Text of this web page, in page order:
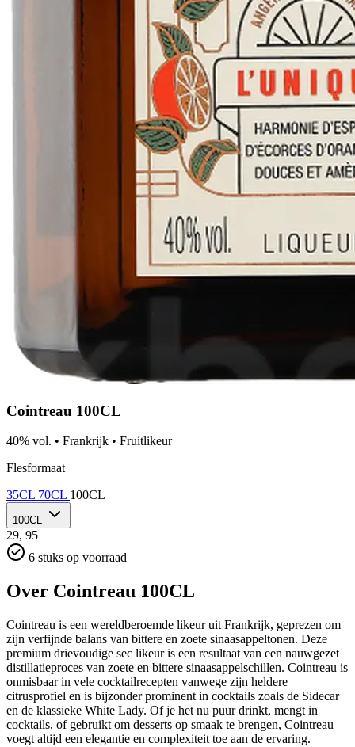
Cointreau 100CL
40% vol. • Frankrijk • Fruitlikeur
Flesformaat
35CL 70CL 100CL
100CL
29, 95
6 stuks op voorraad
Over Cointreau 100CL
Cointreau is een wereldberoemde likeur uit Frankrijk, geprezen om
zijn verfijnde balans van bittere en zoete sinaasappeltonen. Deze
premium drievoudige sec likeur is een resultaat van een nauwgezet
distillatieproces van zoete en bittere sinaasappelschillen. Cointreau is
onmisbaar in vele cocktailrecepten vanwege zijn heldere
citrusprofiel en is bijzonder prominent in cocktails zoals de Sidecar
en de klassieke White Lady. Of je het nu puur drinkt, mengt in
cocktails, of gebruikt om desserts op smaak te brengen, Cointreau
voegt altijd een elegantie en complexiteit toe aan de ervaring.